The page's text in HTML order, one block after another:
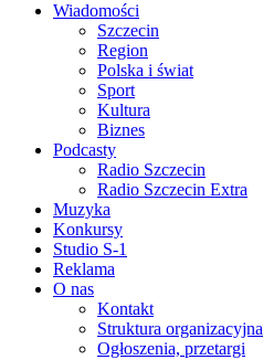
Wiadomości
Szczecin
Region
Polska i świat
Sport
Kultura
Biznes
Podcasty
Radio Szczecin
Radio Szczecin Extra
Muzyka
Konkursy
Studio S-1
Reklama
O nas
Kontakt
Struktura organizacyjna
Ogłoszenia, przetargi